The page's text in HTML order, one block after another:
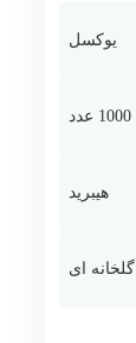
یوکسل
1000 عدد
هیبرید
گلخانه ای